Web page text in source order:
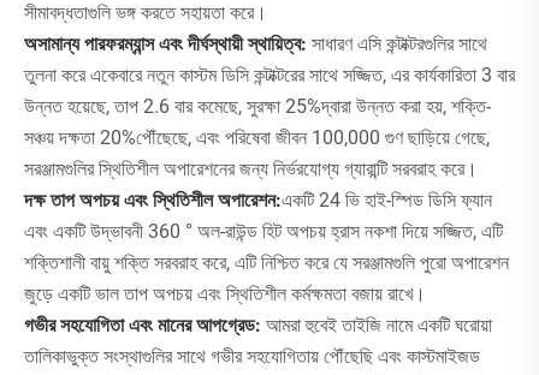
সীমাবদ্ধতাগুলি ভঙ্গ করতে সহায়তা করে।
অসামান্য পারফরম্যান্স এবং দীর্ঘস্থায়ী স্থায়িত্ব: সাধারণ এসি কন্টাক্টরগুলির সাথে
তুলনা করে একেবারে নতুন কাস্টম ডিসি কন্টাক্টরের সাথে সজ্জিত, এর কার্যকারিতা 3 বার
উন্নত হয়েছে, তাপ 2.6 বার কমেছে, সুরক্ষা 25%দ্বারা উন্নত করা হয়, শক্তি-
সঞ্চয় দক্ষতা 20%পৌঁছেছে, এবং পরিষেবা জীবন 100,000 গুণ ছাড়িয়ে গেছে,
সরঞ্জামগুলির স্থিতিশীল অপারেশনের জন্য নির্ভরযোগ্য গ্যারান্টি সরবরাহ করে।
দক্ষ তাপ অপচয় এবং স্থিতিশীল অপারেশন:একটি 24 ভি হাই-স্পিড ডিসি ফ্যান
এবং একটি উদ্ভাবনী 360 ° অল-রাউন্ড হিট অপচয় হ্রাস নকশা দিয়ে সজ্জিত, এটি
শক্তিশালী বায়ু শক্তি সরবরাহ করে, এটি নিশ্চিত করে যে সরঞ্জামগুলি পুরো অপারেশন
জুড়ে একটি ভাল তাপ অপচয় এবং স্থিতিশীল কর্মক্ষমতা বজায় রাখে।
গভীর সহযোগিতা এবং মানের আপগ্রেড: আমরা হুবেই তাইজি নামে একটি ঘরোয়া
তালিকাভুক্ত সংস্থাগুলির সাথে গভীর সহযোগিতায় পৌঁছেছি এবং কাস্টমাইজড